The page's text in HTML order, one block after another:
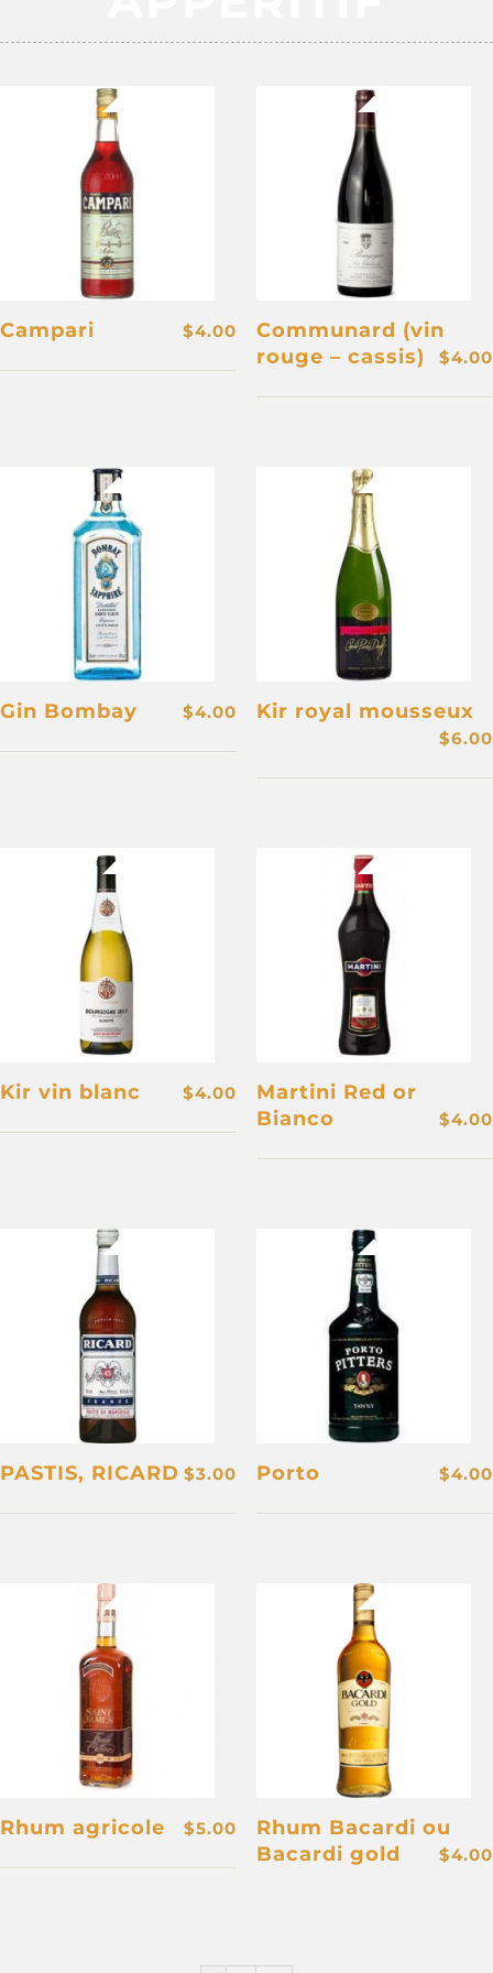
Campari $4.00
Communard (vin
rouge – cassis)
$4.00
Gin Bombay $4.00 Kir royal mousseux
$6.00
Kir vin blanc $4.00
Martini Red or
Bianco
$4.00
PASTIS, RICARD $3.00 Porto $4.00
Rhum agricole $5.00
Rhum Bacardi ou
Bacardi gold
$4.00